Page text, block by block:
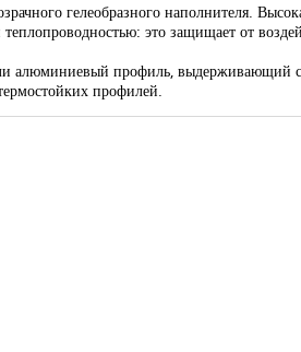
гелеобразного наполнителя.
это защищает от
алюминиевый профиль, выдерживающий
профилей.